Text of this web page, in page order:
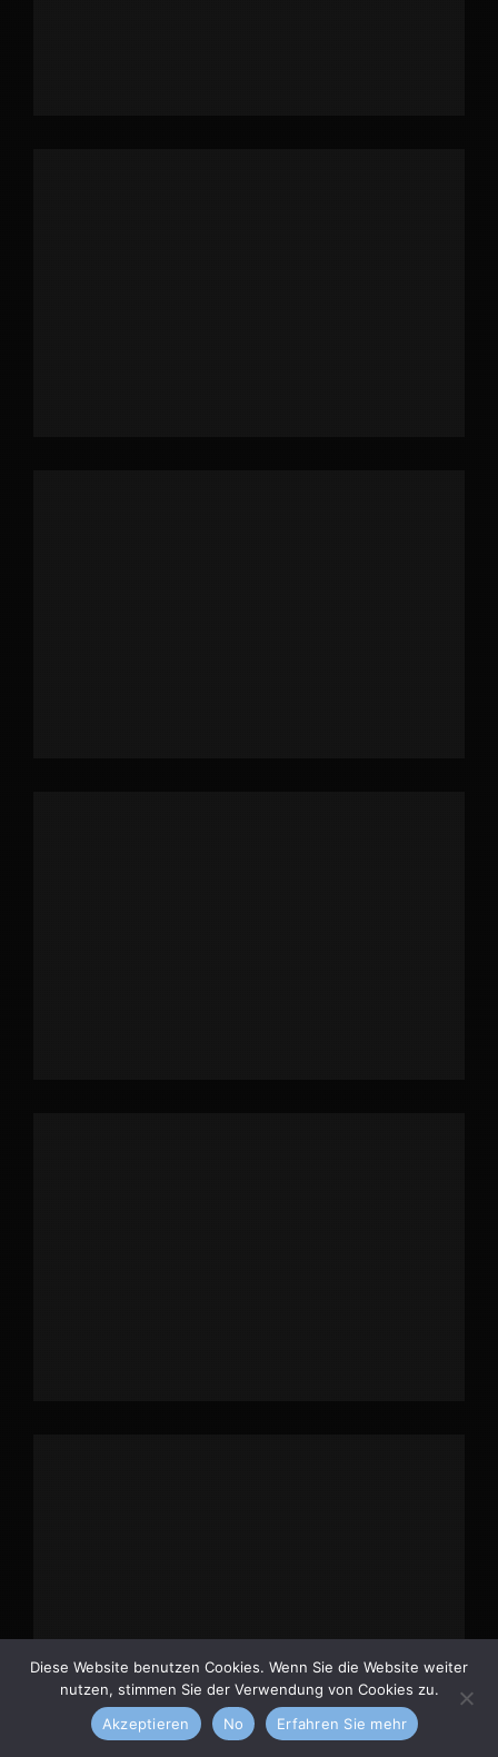
Diese Website benutzen Cookies. Wenn Sie die Website weiter
nutzen, stimmen Sie der Verwendung von Cookies zu.
Akzeptieren
No Erfahren Sie mehr